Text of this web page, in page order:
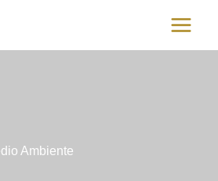
Main
Menu
Ambiente